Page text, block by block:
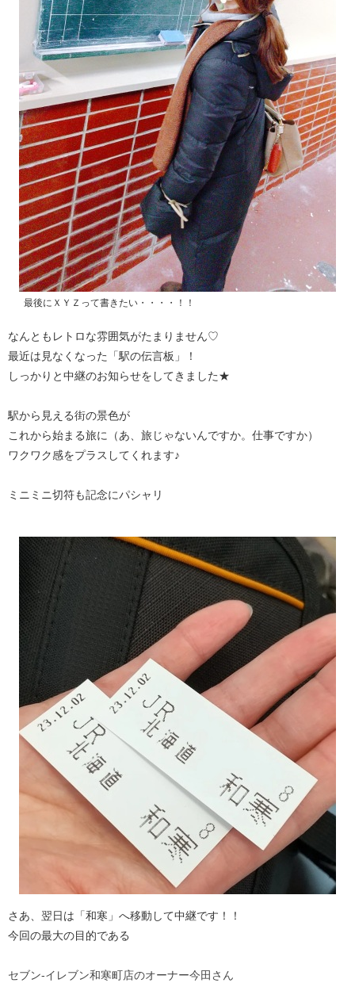
最後にＸＹＺって書きたい・・・・！！
なんともレトロな雰囲気がたまりません♡
最近は見なくなった「駅の伝言板」！
しっかりと中継のお知らせをしてきました★
駅から見える街の景色が
これから始まる旅に（あ、旅じゃないんですか。仕事ですか）
ワクワク感をプラスしてくれます♪
ミニミニ切符も記念にパシャリ
さあ、翌日は「和寒」へ移動して中継です！！
今回の最大の目的である
セブン‐イレブン和寒町店のオーナー今田さん